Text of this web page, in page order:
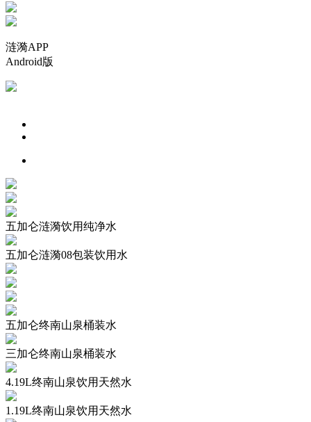
涟漪APP
Android版
五加仑涟漪饮用纯净水
五加仑涟漪08包装饮用水
五加仑终南山泉桶装水
三加仑终南山泉桶装水
4.19L终南山泉饮用天然水
1.19L终南山泉饮用天然水